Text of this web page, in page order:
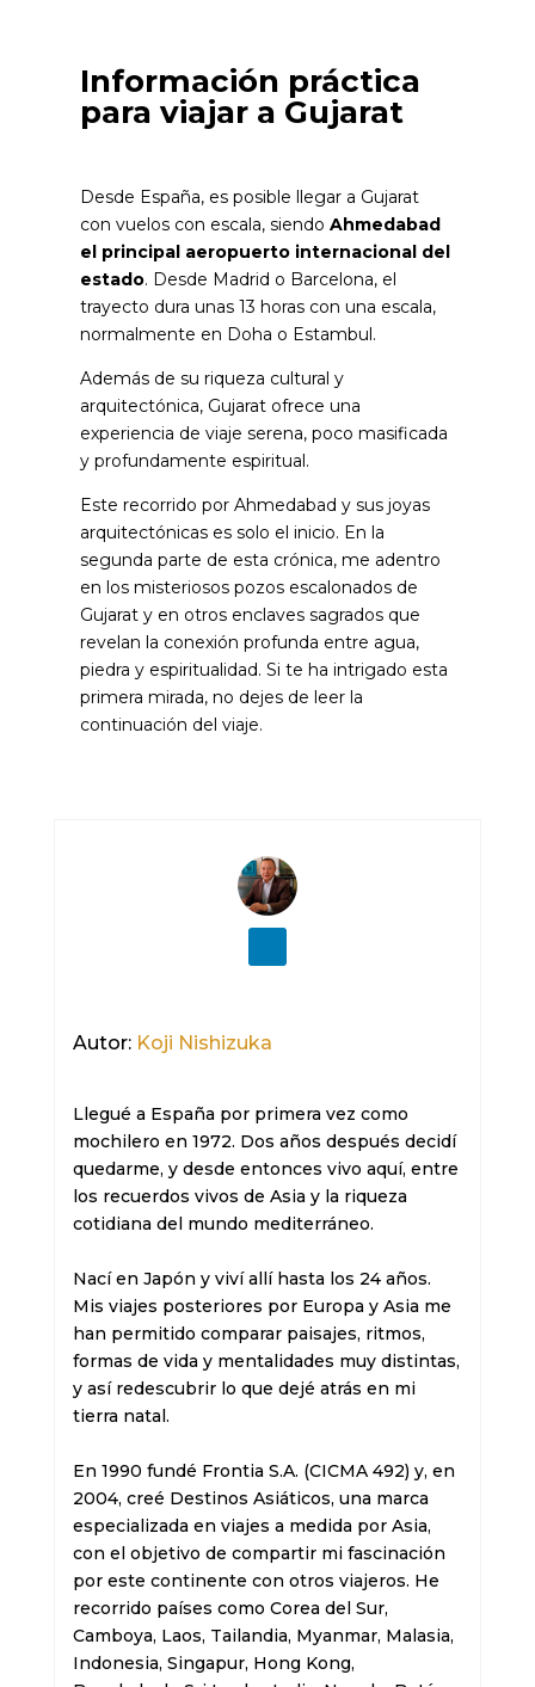
Información práctica
para viajar a Gujarat
Desde España, es posible llegar a Gujarat
con vuelos con escala, siendoAhmedabad
el principal aeropuerto internacional del
estado. Desde Madrid o Barcelona, el
trayecto dura unas 13 horas con una escala,
normalmente en Doha o Estambul.
Además de su riqueza cultural y
arquitectónica, Gujarat ofrece una
experiencia de viaje serena, poco masificada
y profundamente espiritual.
Este recorrido por Ahmedabad y sus joyas
arquitectónicas es solo el inicio. En la
segunda parte de esta crónica, me adentro
en los misteriosos pozos escalonados de
Gujarat y en otros enclaves sagrados que
revelan la conexión profunda entre agua,
piedra y espiritualidad. Si te ha intrigado esta
primera mirada, no dejes de leer la
continuación del viaje.
Autor: Koji Nishizuka
Llegué a España por primera vez como
mochilero en 1972. Dos años después decidí
quedarme, y desde entonces vivo aquí, entre
los recuerdos vivos de Asia y la riqueza
cotidiana del mundo mediterráneo.
Nací en Japón y viví allí hasta los 24 años.
Mis viajes posteriores por Europa y Asia me
han permitido comparar paisajes, ritmos,
formas de vida y mentalidades muy distintas,
y así redescubrir lo que dejé atrás en mi
tierra natal.
En 1990 fundé Frontia S.A. (CICMA 492) y, en
2004, creé Destinos Asiáticos, una marca
especializada en viajes a medida por Asia,
con el objetivo de compartir mi fascinación
por este continente con otros viajeros. He
recorrido países como Corea del Sur,
Camboya, Laos, Tailandia, Myanmar, Malasia,
Indonesia, Singapur, Hong Kong,